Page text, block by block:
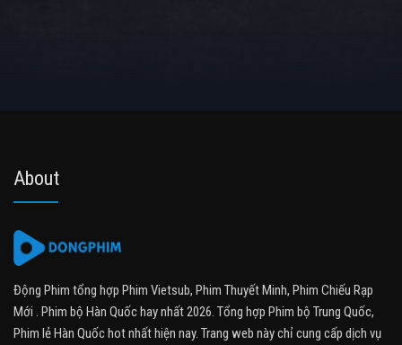
About
Động Phim tổng hợp Phim Vietsub, Phim Thuyết Minh, Phim Chiếu Rạp
Mới . Phim bộ Hàn Quốc hay nhất 2026. Tổng hợp Phim bộ Trung Quốc,
Phim lẻ Hàn Quốc hot nhất hiện nay. Trang web này chỉ cung cấp dịch vụ